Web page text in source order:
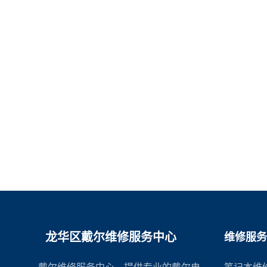
龙华区戴尔维修服务中心 维修服务